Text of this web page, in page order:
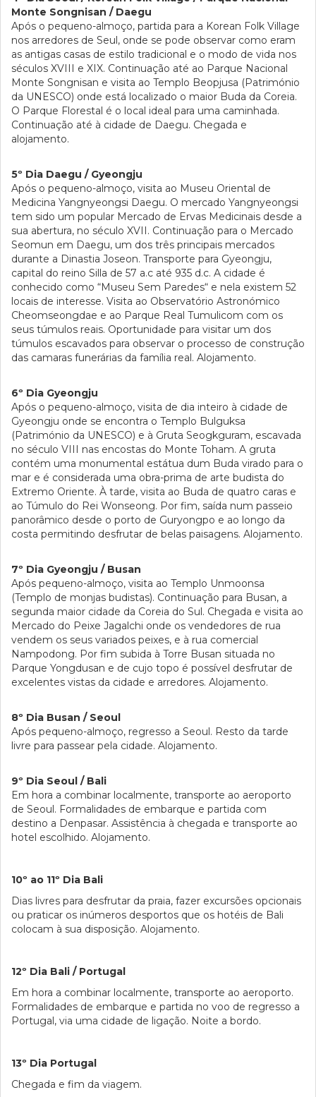
Monte Songnisan / Daegu
Após o pequeno-almoço, partida para a Korean Folk Village
nos arredores de Seul, onde se pode observar como eram
as antigas casas de estilo tradicional e o modo de vida nos
séculos XVIII e XIX. Continuação até ao Parque Nacional
Monte Songnisan e visita ao Templo Beopjusa (Património
da UNESCO) onde está localizado o maior Buda da Coreia.
O Parque Florestal é o local ideal para uma caminhada.
Continuação até à cidade de Daegu. Chegada e
alojamento.
5º Dia Daegu / Gyeongju
Após o pequeno-almoço, visita ao Museu Oriental de
Medicina Yangnyeongsi Daegu. O mercado Yangnyeongsi
tem sido um popular Mercado de Ervas Medicinais desde a
sua abertura, no século XVII. Continuação para o Mercado
Seomun em Daegu, um dos três principais mercados
durante a Dinastia Joseon. Transporte para Gyeongju,
capital do reino Silla de 57 a.c até 935 d.c. A cidade é
conhecido como “Museu Sem Paredes“ e nela existem 52
locais de interesse. Visita ao Observatório Astronómico
Cheomseongdae e ao Parque Real Tumulicom com os
seus túmulos reais. Oportunidade para visitar um dos
túmulos escavados para observar o processo de construção
das camaras funerárias da família real. Alojamento.
6º Dia Gyeongju
Após o pequeno-almoço, visita de dia inteiro à cidade de
Gyeongju onde se encontra o Templo Bulguksa
(Património da UNESCO) e à Gruta Seogkguram, escavada
no século VIII nas encostas do Monte Toham. A gruta
contém uma monumental estátua dum Buda virado para o
mar e é considerada uma obra-prima de arte budista do
Extremo Oriente. À tarde, visita ao Buda de quatro caras e
ao Túmulo do Rei Wonseong. Por fim, saída num passeio
panorâmico desde o porto de Guryongpo e ao longo da
costa permitindo desfrutar de belas paisagens. Alojamento.
7º Dia Gyeongju / Busan
Após pequeno-almoço, visita ao Templo Unmoonsa
(Templo de monjas budistas). Continuação para Busan, a
segunda maior cidade da Coreia do Sul. Chegada e visita ao
Mercado do Peixe Jagalchi onde os vendedores de rua
vendem os seus variados peixes, e à rua comercial
Nampodong. Por fim subida à Torre Busan situada no
Parque Yongdusan e de cujo topo é possível desfrutar de
excelentes vistas da cidade e arredores. Alojamento.
8º Dia Busan / Seoul
Após pequeno-almoço, regresso a Seoul. Resto da tarde
livre para passear pela cidade. Alojamento.
9º Dia Seoul / Bali
Em hora a combinar localmente, transporte ao aeroporto
de Seoul. Formalidades de embarque e partida com
destino a Denpasar. Assistência à chegada e transporte ao
hotel escolhido. Alojamento.
10º ao 11º Dia Bali
Dias livres para desfrutar da praia, fazer excursões opcionais
ou praticar os inúmeros desportos que os hotéis de Bali
colocam à sua disposição. Alojamento.
12º Dia Bali / Portugal
Em hora a combinar localmente, transporte ao aeroporto.
Formalidades de embarque e partida no voo de regresso a
Portugal, via uma cidade de ligação. Noite a bordo.
13º Dia Portugal
Chegada e fim da viagem.